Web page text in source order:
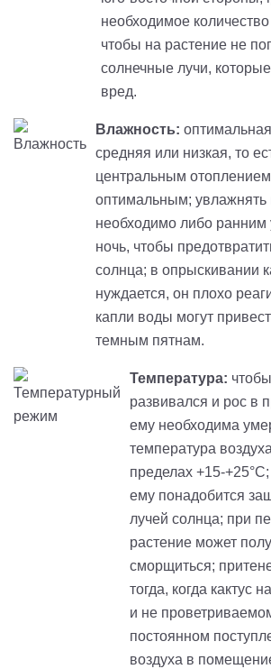
необходимое
чтобы на растение не
солнечные лучи,
вред.
Влажность:
средняя или низкая, то
центральным
оптимальным; увлажнять
необходимо либо ранним
ночь, чтобы
солнца; в опрыскивании
нуждается, он плохо
капли воды могут
темным пятнам.
Температура:
развивался и рос в
ему необходима
температура
пределах +15-+25°С;
ему понадобится
лучей солнца; при
растение может
сморщиться;
тогда, когда кактус
и не
постоянном
воздуха в